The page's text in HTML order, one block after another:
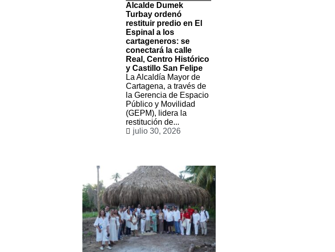
Alcalde Dumek
Turbay ordenó
restituir predio en El
Espinal a los
cartageneros: se
conectará la calle
Real, Centro Histórico
y Castillo San Felipe
La Alcaldía Mayor de
Cartagena, a través de
la Gerencia de Espacio
Público y Movilidad
(GEPM), lidera la
restitución de...
julio 30, 2026